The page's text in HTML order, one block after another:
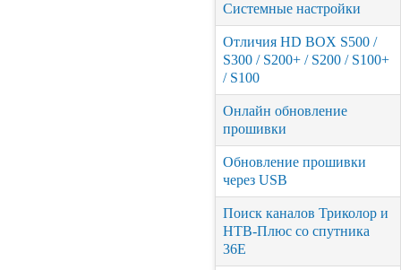
Системные настройки
Отличия HD BOX S500 /
S300 / S200+ / S200 / S100+
/ S100
Онлайн обновление
прошивки
Обновление прошивки
через USB
Поиск каналов Триколор и
НТВ-Плюс со спутника
36Е